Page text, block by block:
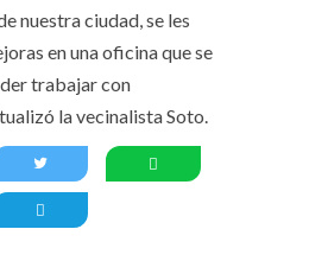
nuestra ciudad, se les
en una oficina que se
trabajar con
la vecinalista Soto.